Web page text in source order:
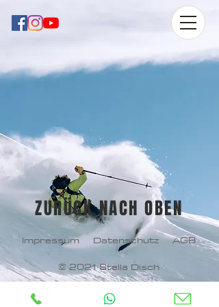
ZURÜCK NACH OBEN
Impressum Datenschutz
AGB
© 2021 Stella Disch